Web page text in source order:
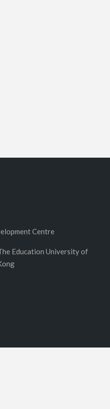
Centre
Education University of